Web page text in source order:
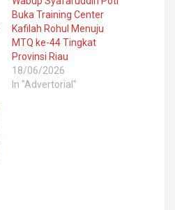
Buka Training Center
Kafilah Rohul Menuju
MTQ ke-44 Tingkat
Provinsi Riau
18/06/2026
In "Advertorial"